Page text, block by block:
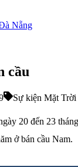
Nẵng
cầu
Sự kiện Mặt Trời
20 đến 23
ở bán cầu Nam.